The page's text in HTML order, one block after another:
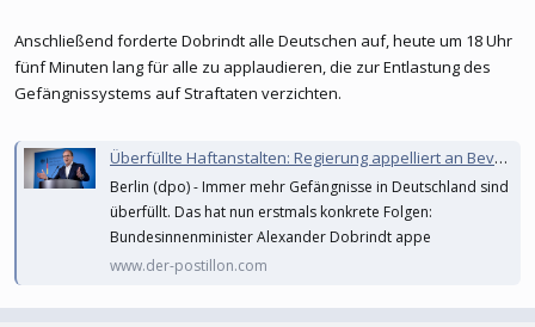
Anschließend forderte Dobrindt alle Deutschen auf, heute um 18 Uhr
fünf Minuten lang für alle zu applaudieren, die zur Entlastung des
Gefängnissystems auf Straftaten verzichten.
Überfüllte Haftanstalten: Regierung appelliert an Bevölkerung, nicht dringend erforderliche Straftaten zu verschieben
Berlin (dpo) - Immer mehr Gefängnisse in Deutschland sind
überfüllt. Das hat nun erstmals konkrete Folgen:
Bundesinnenminister Alexander Dobrindt appe
www.der-postillon.com